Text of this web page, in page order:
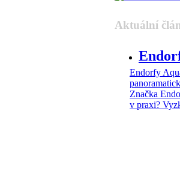
Aktuální
Endorfy
Značka
v praxi?